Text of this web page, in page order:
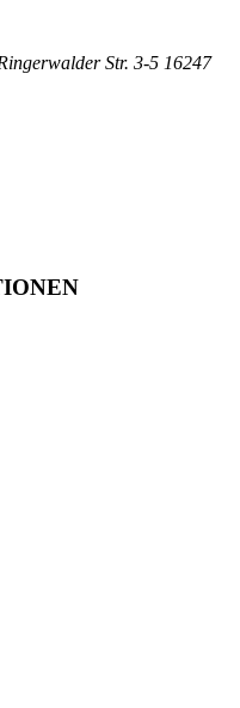
Str. 3-5 16247